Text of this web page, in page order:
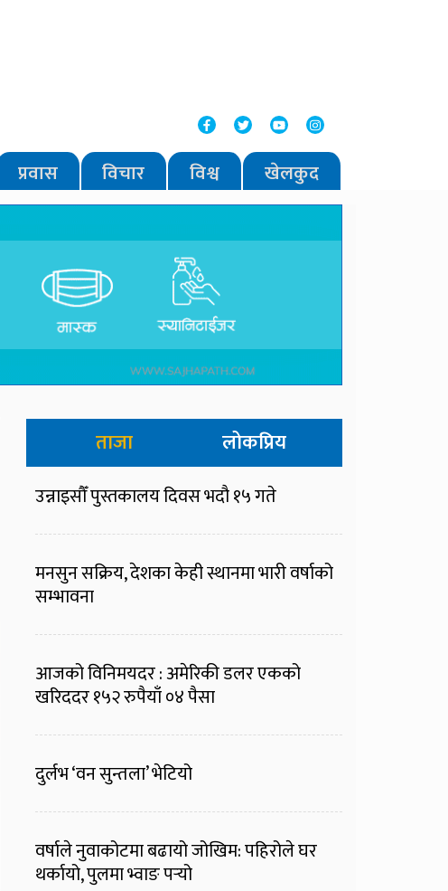
प्रवास विचार विश्व खेलकुद
ताजा लोकप्रिय
उन्नाइसौँ पुस्तकालय दिवस भदौ १५ गते
मनसुन सक्रिय, देशका केही स्थानमा भारी वर्षाको
सम्भावना
आजको विनिमयदर : अमेरिकी डलर एकको
खरिददर १५२ रुपैयाँ ०४ पैसा
दुर्लभ ‘वन सुन्तला’ भेटियो
वर्षाले नुवाकोटमा बढायो जोखिम: पहिरोले घर
थर्कायो, पुलमा भ्वाङ पर्‍यो